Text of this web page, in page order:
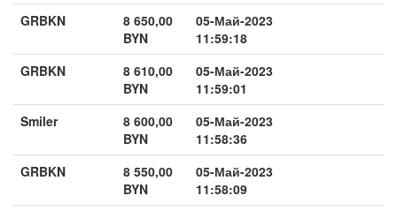
GRBKN
8 650,00
BYN
05-Май-2023
11:59:18
GRBKN
8 610,00
BYN
05-Май-2023
11:59:01
Smiler
8 600,00
BYN
05-Май-2023
11:58:36
GRBKN
8 550,00
BYN
05-Май-2023
11:58:09